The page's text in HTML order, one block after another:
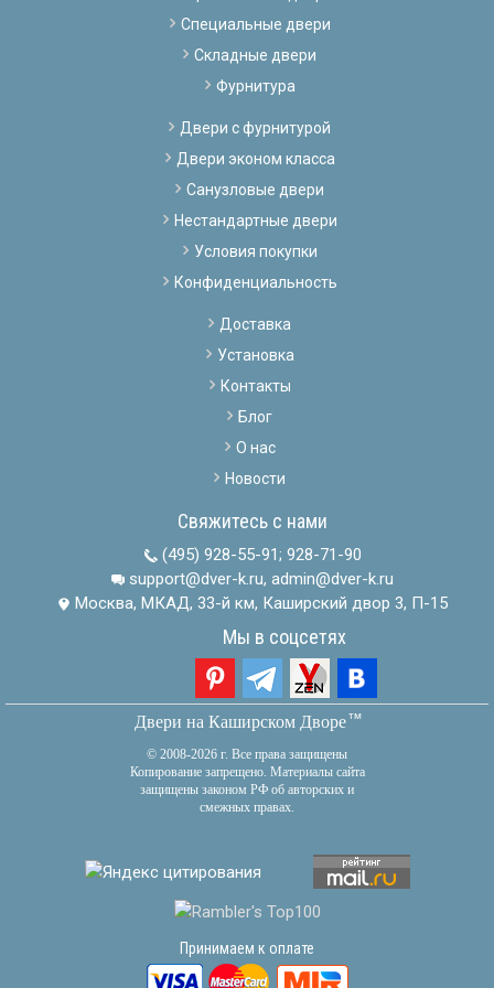
Специальные двери
Складные двери
Фурнитура
Двери с фурнитурой
Двери эконом класса
Санузловые двери
Нестандартные двери
Условия покупки
Конфиденциальность
Доставка
Установка
Контакты
Блог
О нас
Новости
Свяжитесь с нами
(495) 928-55-91; 928-71-90
support@dver-k.ru, admin@dver-k.ru
Москва, МКАД, 33-й км, Каширский двор 3, П-15
Мы в соцсетях
Двери на Каширском Дворетм
© 2008-2026 г. Все права защищены
Копирование запрещено. Материалы сайта
защищены законом РФ об авторских и
смежных правах.
Принимаем к оплате